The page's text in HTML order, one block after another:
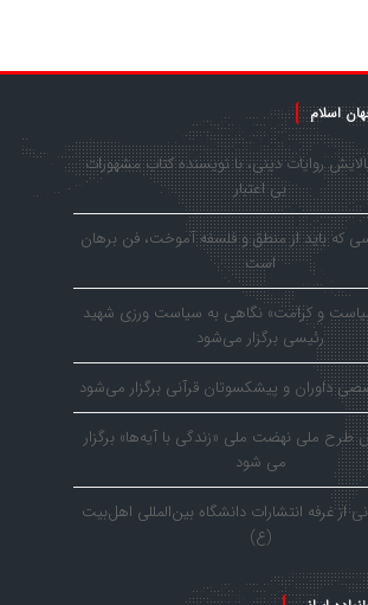
اسلام
روایات دینی، با نویسنده کتاب مشهورات
بی اعتبار
که باید از منطق و فلسفه آموخت، فن برهان
است
و کرامت» نگاهی به سیاست ورزی شهید
رئیسی برگزار می‌شود
داوران و پیشکسوتان قرآنی برگزار می‌شود
طرح ملی نهضت ملی «زندگی با آیه‌ها» برگزار
می شود
از غرفه انتشارات دانشگاه بین‌المللی اهل‌بیت
(ع)